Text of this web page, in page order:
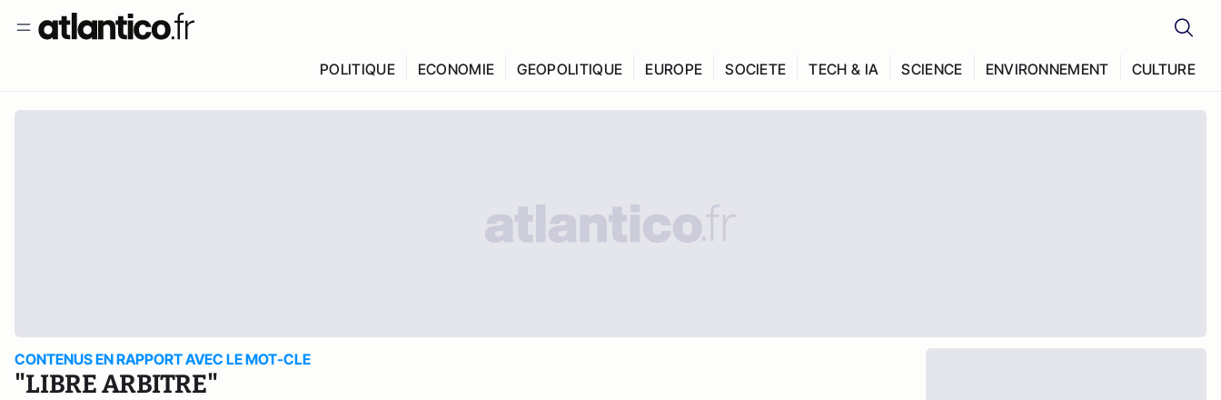
POLITIQUE ECONOMIE GEOPOLITIQUE EUROPE SOCIETE TECH & IA SCIENCE ENVIRONNEMENT CULTURE
CONTENUS EN RAPPORT AVEC LE MOT-CLE
"LIBRE ARBITRE"